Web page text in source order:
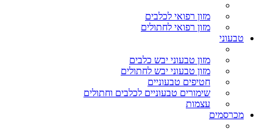
מזון רפואי לכלבים
מזון רפואי לחתולים
טבעוני
מזון טבעוני יבש כלבים
מזון טבעוני יבש לחתולים
חטיפים טבעוניים
שימורים טבעוניים לכלבים וחתולים
עצמות
מכרסמים